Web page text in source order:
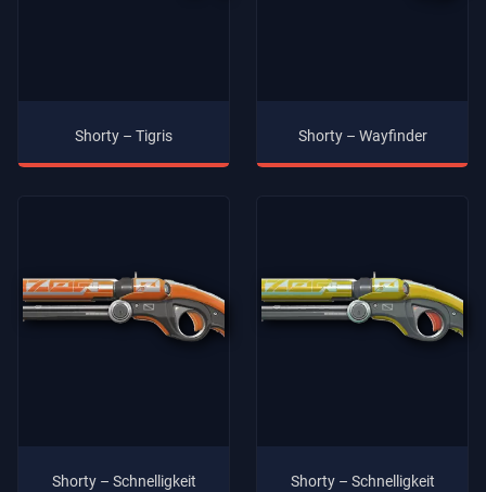
Shorty – Tigris Shorty – Wayfinder
Shorty – Schnelligkeit Shorty – Schnelligkeit